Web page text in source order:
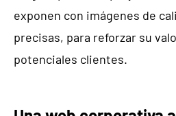
exponen con imágenes de
precisas, para reforzar su
potenciales clientes.